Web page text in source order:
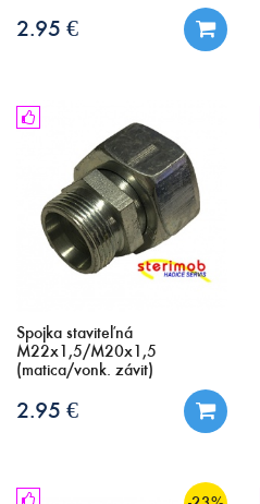
2.95 €
Spojka staviteľná
M22x1,5/M20x1,5
(matica/vonk. závit)
2.95 €